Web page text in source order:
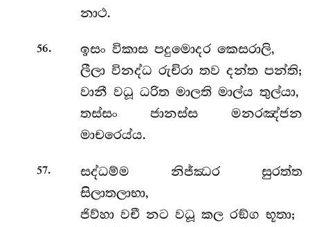
නාථ.
56.
ඉසං විකාස පදුමොදර කෙසරාලි,
ලීලා විනද්ධ රුචිරා තව දන්ත පන්ති;
වානී වධූ ධරිත මාලති මාල්ය තුල්යා,
තස්සං ජානස්ස මනරඤ්ජන
මාචරෙය්ය.
57.
සද්ධම්ම නිජ්ඣර සුරත්ත
සිලාතලාභා,
ජිව්හා වචී නට වධූ කල රඞ්ග භූතා;